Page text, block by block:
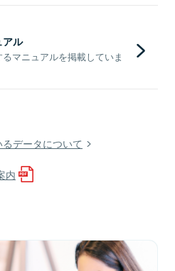
アル
マニュアルを掲載していま
データについて
内